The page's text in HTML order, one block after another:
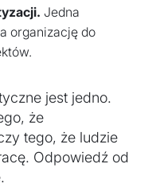
Jedna
organizację do
jest jedno.
że
tego, że ludzie
Odpowiedź od